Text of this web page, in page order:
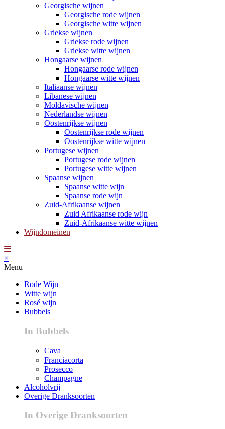
Georgische wijnen
Georgische rode wijnen
Georgische witte wijnen
Griekse wijnen
Griekse rode wijnen
Griekse witte wijnen
Hongaarse wijnen
Hongaarse rode wijnen
Hongaarse witte wijnen
Italiaanse wijnen
Libanese wijnen
Moldavische wijnen
Nederlandse wijnen
Oostenrijkse wijnen
Oostenrijkse rode wijnen
Oostenrijkse witte wijnen
Portugese wijnen
Portugese rode wijnen
Portugese witte wijnen
Spaanse wijnen
Spaanse witte wijn
Spaanse rode wijn
Zuid-Afrikaanse wijnen
Zuid Afrikaanse rode wijn
Zuid-Afrikaanse witte wijnen
Wijndomeinen
×
Menu
Rode Wijn
Witte wijn
Rosé wijn
Bubbels
In Bubbels
Cava
Franciacorta
Prosecco
Champagne
Alcoholvrij
Overige Dranksoorten
In Overige Dranksoorten